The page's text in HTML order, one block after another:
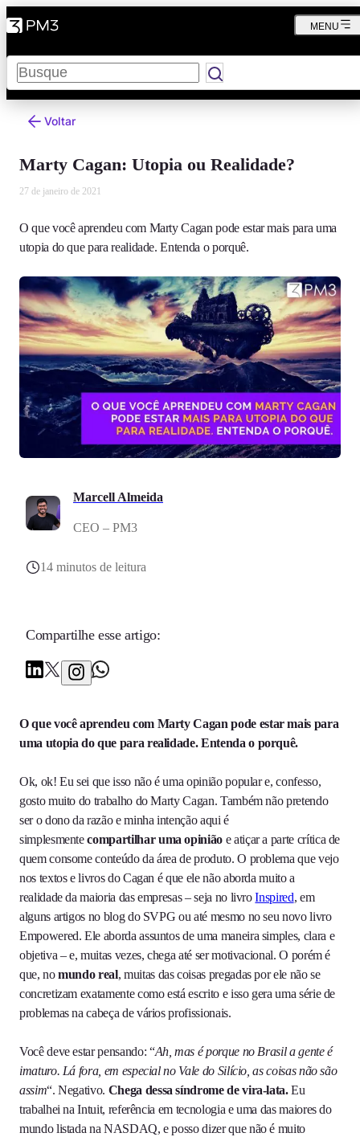
Pesquisar
MENU
Voltar
Marcell Almeida
CEO – PM3
14 minutos de leitura
Compartilhe esse artigo:
Marty Cagan: Utopia ou Realidade?
27 de janeiro de 2021
O que você aprendeu com Marty Cagan pode estar mais para uma
utopia do que para realidade. Entenda o porquê.
O que você aprendeu com Marty Cagan pode estar mais para
uma utopia do que para realidade. Entenda o porquê.
Ok, ok! Eu sei que isso não é uma opinião popular e, confesso,
gosto muito do trabalho do Marty Cagan. Também não pretendo
ser o dono da razão e minha intenção aqui é
simplesmentecompartilhar uma opiniãoe atiçar a parte crítica de
quem consome conteúdo da área de produto. O problema que vejo
nos textos e livros do Cagan é que ele não aborda muito a
realidade da maioria das empresas – seja no livroInspired, em
alguns artigos no blog do SVPG ou até mesmo no seu novo livro
Empowered. Ele aborda assuntos de uma maneira simples, clara e
objetiva – e, muitas vezes, chega até ser motivacional. O porém é
que, nomundo real, muitas das coisas pregadas por ele não se
concretizam exatamente como está escrito e isso gera uma série de
problemas na cabeça de vários profissionais.
Você deve estar pensando: “Ah, mas é porque no Brasil a gente é
imaturo. Lá fora, em especial no Vale do Silício, as coisas não são
assim“. Negativo. Chega dessa síndrome de vira-lata.Eu
trabalhei na Intuit, referência em tecnologia e uma das maiores do
mundo listada na NASDAQ, e posso dizer que não é muito